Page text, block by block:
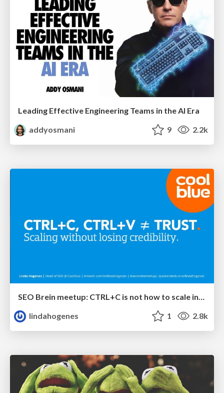
Leading Effective Engineering Teams in the AI Era
addyosmani
9 2.2k
SEO Brein meetup: CTRL+C is not how to scale international SEO
lindahogenes
1 2.8k